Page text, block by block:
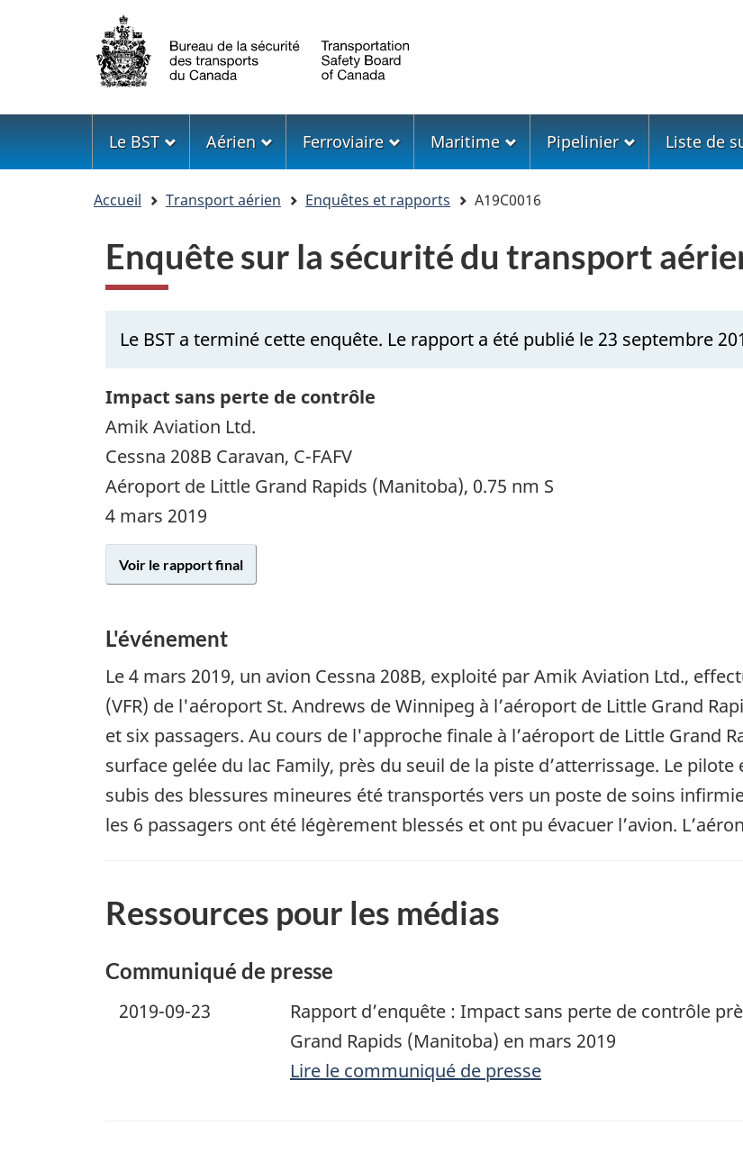
Sélection
de
la
langue
Menu
Le BST Aérien Ferroviaire Maritime Pipelinier Liste de
Accueil Transport aérien Enquêtes et rapports A19C0016
Enquête sur la sécurité du transport
Le BST a terminé cette enquête. Le rapport a été publié le 23 septembre
Impact sans perte de contrôle
Amik Aviation Ltd.
Cessna 208B Caravan, C-FAFV
Aéroport de Little Grand Rapids (Manitoba), 0.75 nm S
4 mars 2019
Voir le rapport final
L'événement
Le4 mars 2019, un avion Cessna 208B, exploité par Amik Aviation Ltd.,
(VFR) de l'aéroport St. Andrews de Winnipeg à l’aéroport de Little Grand
et six passagers. Au cours de l'approche finale à l’aéroport de Little Grand
surface gelée du lac Family, près du seuil de la piste d’atterrissage. Le
subis des blessures mineures été transportés vers un poste de soins
les 6 passagers ont été légèrement blessés et ont pu évacuer l’avion.
Ressources pour les médias
Communiqué de presse
2019-09-23
Rapport d’enquête : Impact sans perte de contrôle
Grand Rapids (Manitoba) en mars 2019
Lire le communiqué de presse